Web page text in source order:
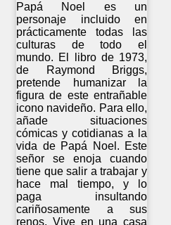
Papá Noel es un
personaje incluido en
prácticamente todas las
culturas de todo el
mundo. El libro de 1973,
de Raymond Briggs,
pretende humanizar la
figura de este entrañable
icono navideño. Para ello,
añade situaciones
cómicas y cotidianas a la
vida de Papá Noel. Este
señor se enoja cuando
tiene que salir a trabajar y
hace mal tiempo, y lo
paga insultando
cariñosamente a sus
renos. Vive en una casa